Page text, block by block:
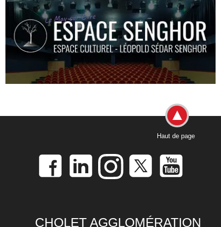
Haut de page
CHOLET AGGLOMÉRATION